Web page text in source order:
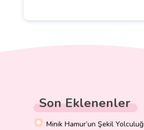
Son Eklenenler
Minik Hamur’un Şekil